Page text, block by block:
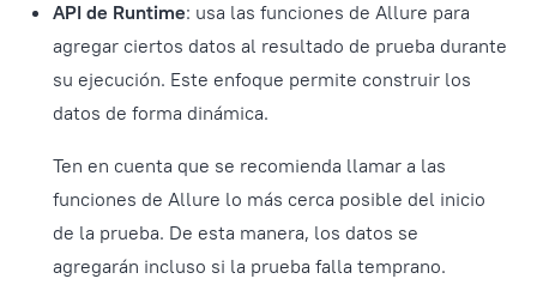
API de Runtime: usa las funciones de Allure para
agregar ciertos datos al resultado de prueba durante
su ejecución. Este enfoque permite construir los
datos de forma dinámica.
Ten en cuenta que se recomienda llamar a las
funciones de Allure lo más cerca posible del inicio
de la prueba. De esta manera, los datos se
agregarán incluso si la prueba falla temprano.